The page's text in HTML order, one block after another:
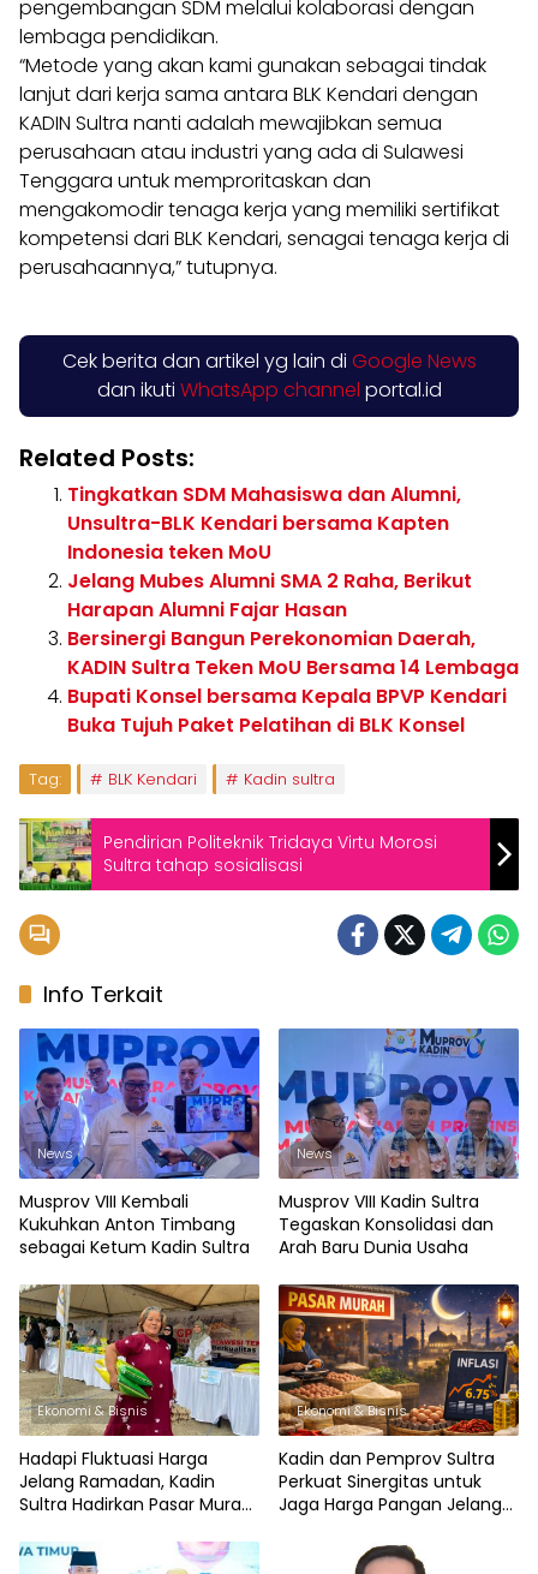
pengembangan SDM melalui kolaborasi dengan
lembaga pendidikan.
“Metode yang akan kami gunakan sebagai tindak
lanjut dari kerja sama antara BLK Kendari dengan
KADIN Sultra nanti adalah mewajibkan semua
perusahaan atau industri yang ada di Sulawesi
Tenggara untuk memproritaskan dan
mengakomodir tenaga kerja yang memiliki sertifikat
kompetensi dari BLK Kendari, senagai tenaga kerja di
perusahaannya,” tutupnya.
Cek berita dan artikel yg lain di Google News
dan ikuti WhatsApp channel portal.id
Related Posts:
Tingkatkan SDM Mahasiswa dan Alumni,
Unsultra-BLK Kendari bersama Kapten
Indonesia teken MoU
Jelang Mubes Alumni SMA 2 Raha, Berikut
Harapan Alumni Fajar Hasan
Bersinergi Bangun Perekonomian Daerah,
KADIN Sultra Teken MoU Bersama 14 Lembaga
Bupati Konsel bersama Kepala BPVP Kendari
Buka Tujuh Paket Pelatihan di BLK Konsel
Tag: BLK Kendari Kadin sultra
Pendirian Politeknik Tridaya Virtu Morosi
Sultra tahap sosialisasi
Info Terkait
News
Musprov VIII Kembali
Kukuhkan Anton Timbang
sebagai Ketum Kadin Sultra
News
Musprov VIII Kadin Sultra
Tegaskan Konsolidasi dan
Arah Baru Dunia Usaha
Ekonomi & Bisnis
Hadapi Fluktuasi Harga
Jelang Ramadan, Kadin
Sultra Hadirkan Pasar Murah
Ekonomi & Bisnis
Kadin dan Pemprov Sultra
Perkuat Sinergitas untuk
Jaga Harga Pangan Jelang